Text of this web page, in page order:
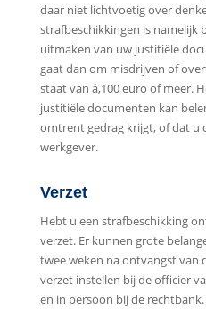
daar niet lichtvoetig over
strafbeschikkingen is namelijk
uitmaken van uw justitiële
gaat dan om misdrijven of
staat van â‚100 euro of meer.
justitiële documenten kan
omtrent gedrag krijgt, of dat u
werkgever.
Verzet
Hebt u een strafbeschikking
verzet. Er kunnen grote
twee weken na ontvangst van
verzet instellen bij de officier
en in persoon bij de